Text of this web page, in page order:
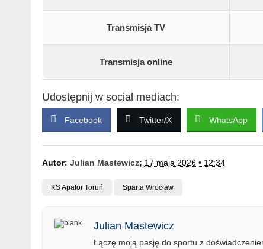
Transmisja TV
Transmisja online
Udostępnij w social mediach:
Facebook Twitter/X WhatsApp
Autor: Julian Mastewicz; 17 maja 2026 • 12:34
KS Apator Toruń Sparta Wrocław
Julian Mastewicz
Łączę moją pasję do sportu z